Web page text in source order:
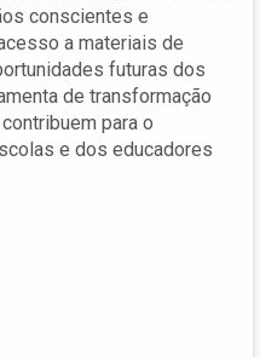
conscientes e
a materiais de
futuras dos
de transformação
para o
e dos educadores